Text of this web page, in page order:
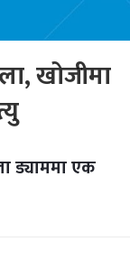
खोजीमा
ड्याममा एक